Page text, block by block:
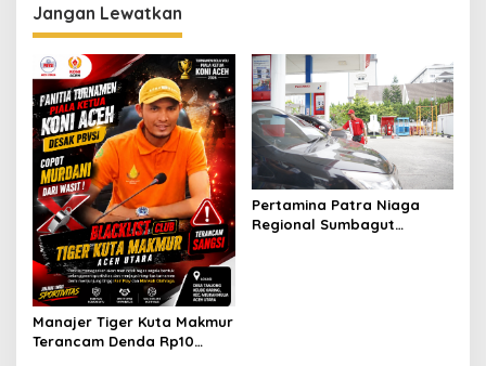
p
o
s
Jangan Lewatkan
Manajer Tiger Kuta Makmur
Terancam Denda Rp10
Pertamina Patra Niaga
Regional Sumbagut